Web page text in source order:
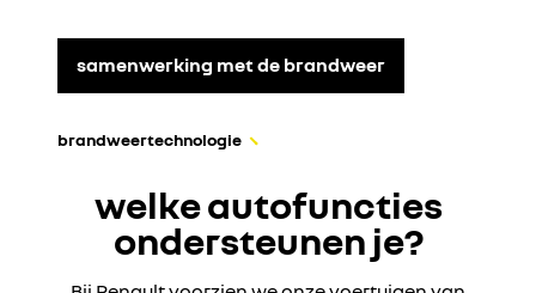
samenwerking met de brandweer
brandweertechnologie
welke autofuncties
ondersteunen je?